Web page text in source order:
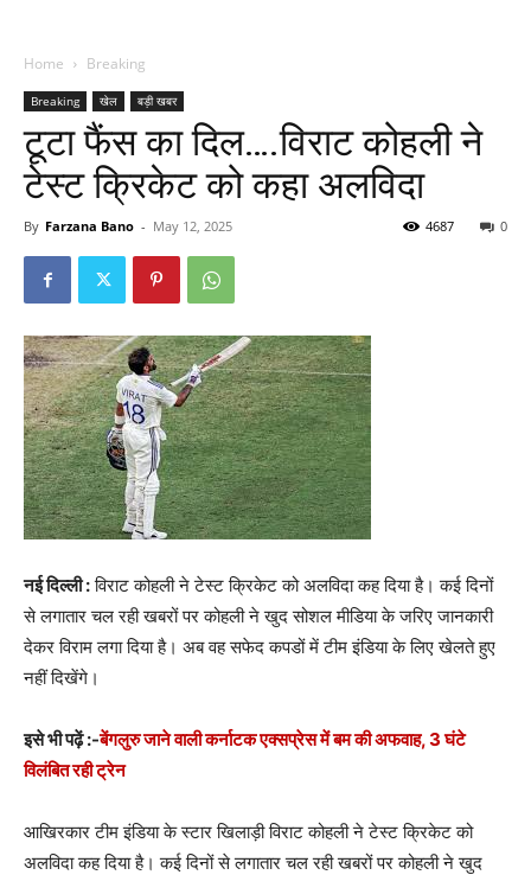
Home Breaking
Breaking खेल बड़ी खबर
टूटा फैंस का दिल….विराट कोहली ने
टेस्ट क्रिकेट को कहा अलविदा
By Farzana Bano - May 12, 2025 0
4687
नई दिल्ली :विराट कोहली ने टेस्ट क्रिकेट को अलविदा कह दिया है। कई दिनों
से लगातार चल रही खबरों पर कोहली ने खुद सोशल मीडिया के जरिए जानकारी
देकर विराम लगा दिया है। अब वह सफेद कपडों में टीम इंडिया के लिए खेलते हुए
नहीं दिखेंगे।
इसे भी पढ़ें :-बेंगलुरु जाने वाली कर्नाटक एक्सप्रेस में बम की अफवाह, 3 घंटे
विलंबित रही ट्रेन
आखिरकार टीम इंडिया के स्टार खिलाड़ी विराट कोहली ने टेस्ट क्रिकेट को
अलविदा कह दिया है। कई दिनों से लगातार चल रही खबरों पर कोहली ने खुद